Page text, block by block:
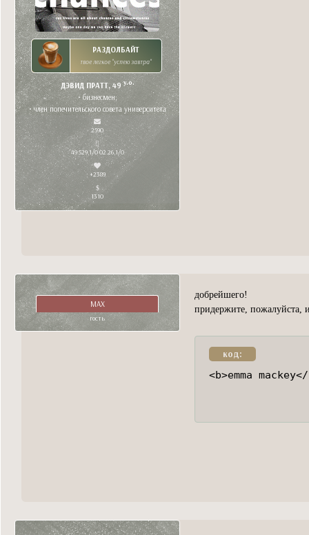
РАЗДОЛБАЙТ
твое легкое "успею завтра"
ДЭВИД ПРАТТ, 49y.o.
• бизнесмен;
• член попечительского совета университета
2590
49 529,1/0 02.26,1/0
+2389
1310
MAX
гость
добрейшего!
придержите, пожалуйста,
код:
<b>emma